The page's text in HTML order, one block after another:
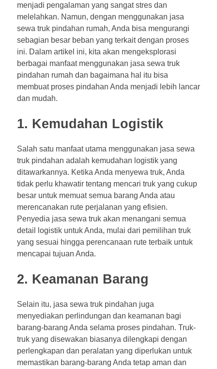
menjadi pengalaman yang sangat stres dan
melelahkan. Namun, dengan menggunakan jasa
sewa truk pindahan rumah, Anda bisa mengurangi
sebagian besar beban yang terkait dengan proses
ini. Dalam artikel ini, kita akan mengeksplorasi
berbagai manfaat menggunakan jasa sewa truk
pindahan rumah dan bagaimana hal itu bisa
membuat proses pindahan Anda menjadi lebih lancar
dan mudah.
1. Kemudahan Logistik
Salah satu manfaat utama menggunakan jasa sewa
truk pindahan adalah kemudahan logistik yang
ditawarkannya. Ketika Anda menyewa truk, Anda
tidak perlu khawatir tentang mencari truk yang cukup
besar untuk memuat semua barang Anda atau
merencanakan rute perjalanan yang efisien.
Penyedia jasa sewa truk akan menangani semua
detail logistik untuk Anda, mulai dari pemilihan truk
yang sesuai hingga perencanaan rute terbaik untuk
mencapai tujuan Anda.
2. Keamanan Barang
Selain itu, jasa sewa truk pindahan juga
menyediakan perlindungan dan keamanan bagi
barang-barang Anda selama proses pindahan. Truk-
truk yang disewakan biasanya dilengkapi dengan
perlengkapan dan peralatan yang diperlukan untuk
memastikan barang-barang Anda tetap aman dan